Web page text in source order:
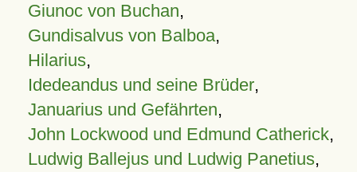
Giunoc von Buchan,
Gundisalvus von Balboa,
Hilarius,
Idedeandus und seine Brüder,
Januarius und Gefährten,
John Lockwood und Edmund Catherick,
Ludwig Ballejus und Ludwig Panetius,